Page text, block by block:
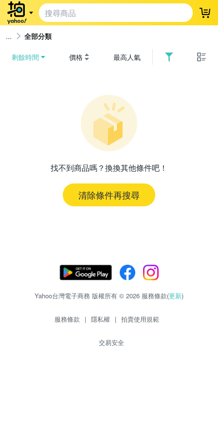
登
全部分類
剩餘時間 價格 最高人氣
找不到商品嗎？換換其他條件吧！
清除條件再搜尋
Yahoo台灣電子商務 版權所有 © 2026 服務條款(更新)
服務條款 | 隱私權 | 拍賣使用規範
交易安全